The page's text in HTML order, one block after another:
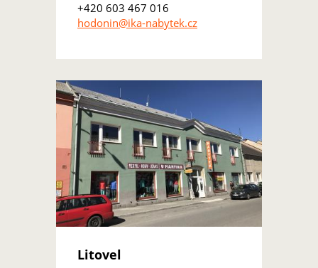
+420 603 467 016
hodonin@ika-nabytek.cz
Litovel